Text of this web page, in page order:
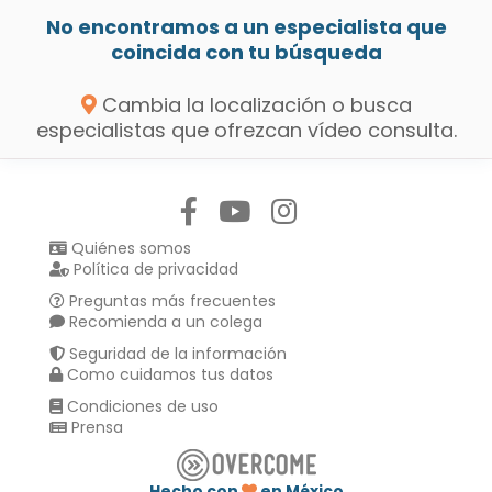
No encontramos a un especialista que
coincida con tu búsqueda
Cambia la localización o busca
especialistas que ofrezcan vídeo consulta.
Quiénes somos
Política de privacidad
Preguntas más frecuentes
Recomienda a un colega
Seguridad de la información
Como cuidamos tus datos
Condiciones de uso
Prensa